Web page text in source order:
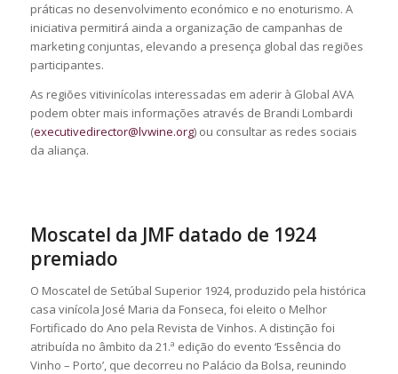
práticas no desenvolvimento económico e no enoturismo. A
iniciativa permitirá ainda a organização de campanhas de
marketing conjuntas, elevando a presença global das regiões
participantes.
As regiões vitivinícolas interessadas em aderir à Global AVA
podem obter mais informações através de Brandi Lombardi
(executivedirector@lvwine.org) ou consultar as redes sociais
da aliança.
Moscatel da JMF datado de 1924
premiado
O Moscatel de Setúbal Superior 1924, produzido pela histórica
casa vinícola José Maria da Fonseca, foi eleito o Melhor
Fortificado do Ano pela Revista de Vinhos. A distinção foi
atribuída no âmbito da 21.ª edição do evento ‘Essência do
Vinho – Porto’, que decorreu no Palácio da Bolsa, reunindo